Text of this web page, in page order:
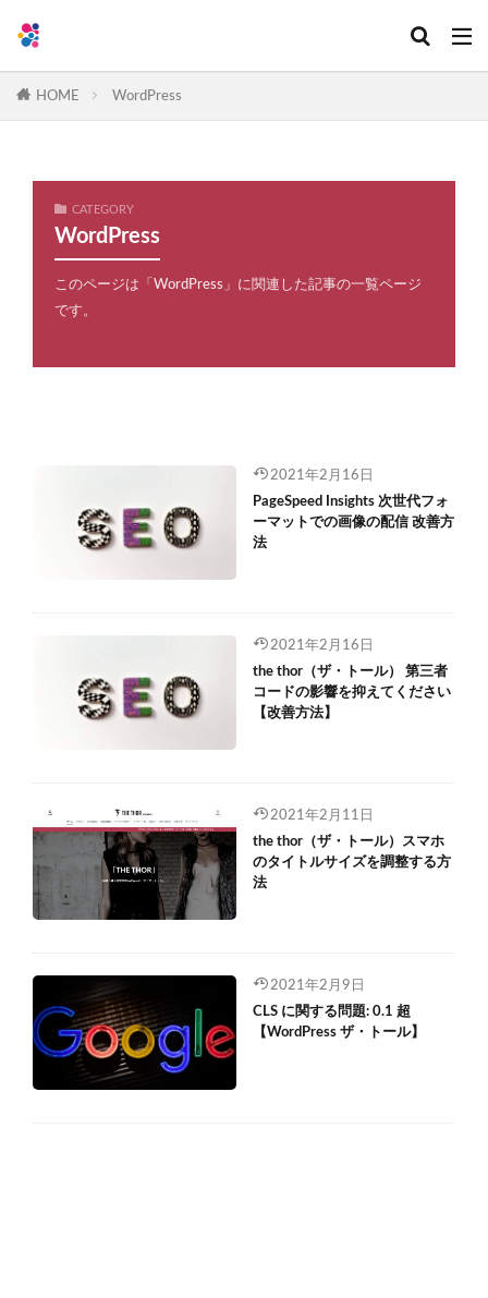
HOME WordPress
CATEGORY
WordPress
このページは「WordPress」に関連した記事の一覧ページ
です。
2021年2月16日
PageSpeed Insights 次世代フォ
ーマットでの画像の配信 改善方
法
2021年2月16日
the thor（ザ・トール） 第三者
コードの影響を抑えてください
【改善方法】
2021年2月11日
the thor（ザ・トール）スマホ
のタイトルサイズを調整する方
法
2021年2月9日
CLS に関する問題: 0.1 超
【WordPress ザ・トール】